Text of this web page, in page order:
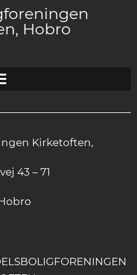
Hobro
Kirketoften,
43 – 71